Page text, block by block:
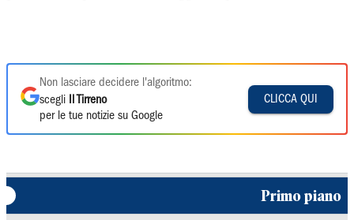
Non lasciare decidere l'algoritmo:
scegli
Il Tirreno
per le tue notizie su Google
CLICCA QUI
Primo piano